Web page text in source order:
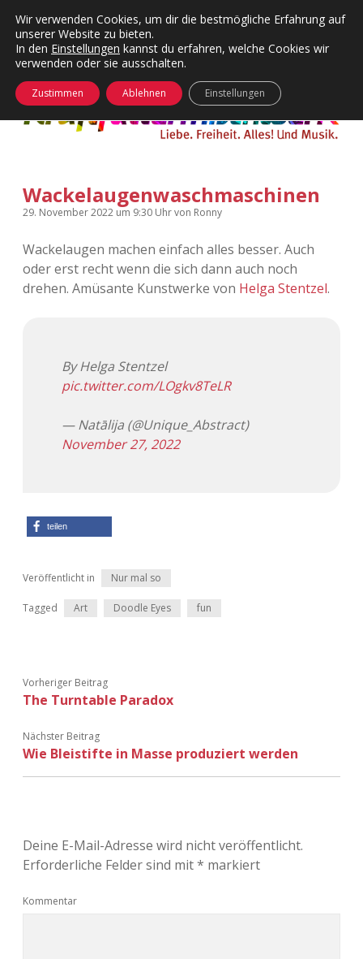
Kategorien
Menü
24 Hours Chilling
Die Wende
KFMW-Disco
Kopfkinomusik
Visuelles
Wandnotizen
KFMW-Disco
Dates
Contact
Menü
Adventskalender 2010
Adventskalender 2013
Adventskalender 2014
Adventskalender 2018
Adventskalender 2021
Adventskalender 2023
facebook
instagram
rsssoundcloud
vimeoBluesky
öffnen
Wackelaugenwaschmaschinen
29. November 2022 um 9:30 Uhrvon Ronny
Wackelaugen machen einfach alles besser. Auch
oder erst recht wenn die sich dann auch noch
drehen. Amüsante Kunstwerke von Helga Stentzel.
By Helga Stentzel
pic.twitter.com/LOgkv8TeLR
— Natālija (@Unique_Abstract)
November 27, 2022
teilen
Veröffentlicht in Nur mal so
Tagged Art Doodle Eyes fun
Vorheriger Beitrag
The Turntable Paradox
Nächster Beitrag
Wie Bleistifte in Masse produziert werden
Deine E-Mail-Adresse wird nicht veröffentlicht.
Erforderliche Felder sind mit* markiert
Kommentar
Wir verwenden Cookies, um dir die bestmögliche Erfahrung auf
unserer Website zu bieten.
In den Einstellungen kannst du erfahren, welche Cookies wir
verwenden oder sie ausschalten.
Zustimmen Ablehnen Einstellungen